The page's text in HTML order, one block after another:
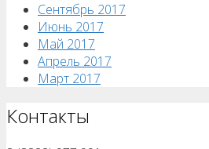
Сентябрь 2017
Июнь 2017
Май 2017
Апрель 2017
Март 2017
Контакты